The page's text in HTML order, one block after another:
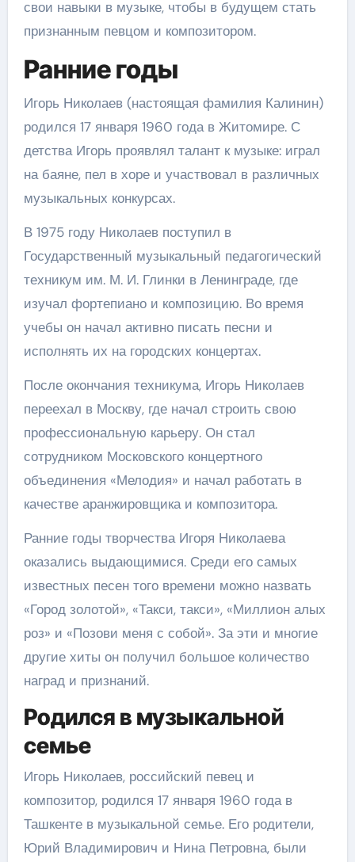
свои навыки в музыке, чтобы в будущем стать
признанным певцом и композитором.
Ранние годы
Игорь Николаев (настоящая фамилия Калинин)
родился 17 января 1960 года в Житомире. С
детства Игорь проявлял талант к музыке: играл
на баяне, пел в хоре и участвовал в различных
музыкальных конкурсах.
В 1975 году Николаев поступил в
Государственный музыкальный педагогический
техникум им. М. И. Глинки в Ленинграде, где
изучал фортепиано и композицию. Во время
учебы он начал активно писать песни и
исполнять их на городских концертах.
После окончания техникума, Игорь Николаев
переехал в Москву, где начал строить свою
профессиональную карьеру. Он стал
сотрудником Московского концертного
объединения «Мелодия» и начал работать в
качестве аранжировщика и композитора.
Ранние годы творчества Игоря Николаева
оказались выдающимися. Среди его самых
известных песен того времени можно назвать
«Город золотой», «Такси, такси», «Миллион алых
роз» и «Позови меня с собой». За эти и многие
другие хиты он получил большое количество
наград и признаний.
Родился в музыкальной
семье
Игорь Николаев, российский певец и
композитор, родился 17 января 1960 года в
Ташкенте в музыкальной семье. Его родители,
Юрий Владимирович и Нина Петровна, были